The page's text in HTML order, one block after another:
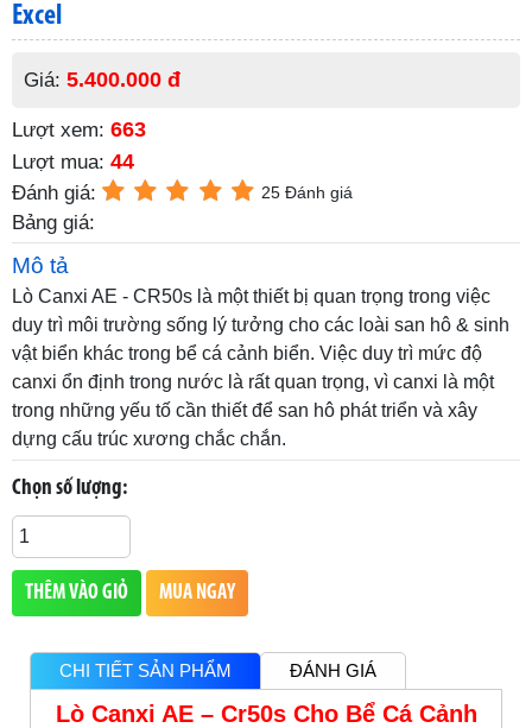
Excel
Giá: 5.400.000 đ
Lượt xem: 663
Lượt mua: 44
Đánh giá: 25 Đánh giá
Bảng giá:
Mô tả
Lò Canxi AE - CR50s là một thiết bị quan trọng trong việc
duy trì môi trường sống lý tưởng cho các loài san hô & sinh
vật biển khác trong bể cá cảnh biển. Việc duy trì mức độ
canxi ổn định trong nước là rất quan trọng, vì canxi là một
trong những yếu tố cần thiết để san hô phát triển và xây
dựng cấu trúc xương chắc chắn.
Chọn số lượng:
THÊM VÀO GIỎ MUA NGAY
CHI TIẾT SẢN PHẨM ĐÁNH GIÁ
Lò Canxi AE – Cr50s Cho Bể Cá Cảnh